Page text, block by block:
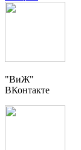
"ВиЖ"
ВКонтакте